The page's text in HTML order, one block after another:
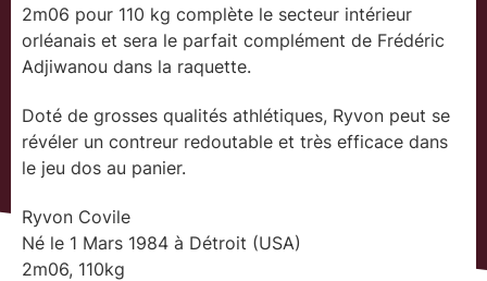
2m06 pour 110 kg complète le secteur intérieur
orléanais et sera le parfait complément de Frédéric
Adjiwanou dans la raquette.
Doté de grosses qualités athlétiques, Ryvon peut se
révéler un contreur redoutable et très efficace dans
le jeu dos au panier.
Ryvon Covile
Né le 1 Mars 1984 à Détroit (USA)
2m06, 110kg